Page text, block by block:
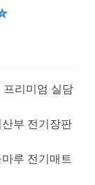
리미엄 실담
부 전기장판
루 전기매트